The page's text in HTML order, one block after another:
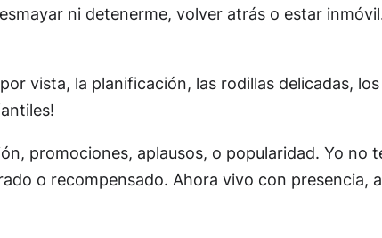
ni detenerme, volver atrás o estar
vista, la planificación, las rodillas delicadas,
promociones, aplausos, o popularidad. Yo no
o recompensado. Ahora vivo con